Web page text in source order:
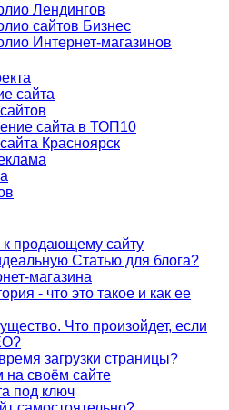
Лендингов
сайтов Бизнес
Интернет-магазинов
сайта
сайта в ТОП10
Красноярск
к продающему сайту
Статью для блога?
магазина
- что это такое и как ее
Что произойдет, если
загрузки страницы?
своём сайте
под ключ